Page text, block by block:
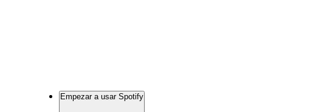
Empezar a usar Spotify